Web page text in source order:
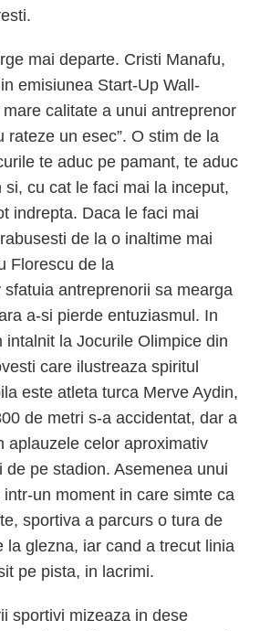
mai departe. Cristi Manafu,
emisiunea Start-Up Wall-
calitate a unui antreprenor
rateze un esec”. O stim de la
te aduc pe pamant, te aduc
si, cu cat le faci mai la inceput,
indrepta. Daca le faci mai
de la o inaltime mai
Florescu de la
antreprenorii sa mearga
a-si pierde entuziasmul. In
intalnit la Jocurile Olimpice din
care ilustreaza spiritul
este atleta turca Merve Aydin,
de metri s-a accidentat, dar a
aplauzele celor aproximativ
de pe stadion. Asemenea unui
un moment in care simte ca
sportiva a parcurs o tura de
la glezna, iar cand a trecut linia
pe pista, in lacrimi.
sportivi mizeaza in dese